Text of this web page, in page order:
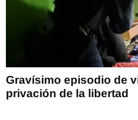
Gravísimo episodio de
privación de la libertad